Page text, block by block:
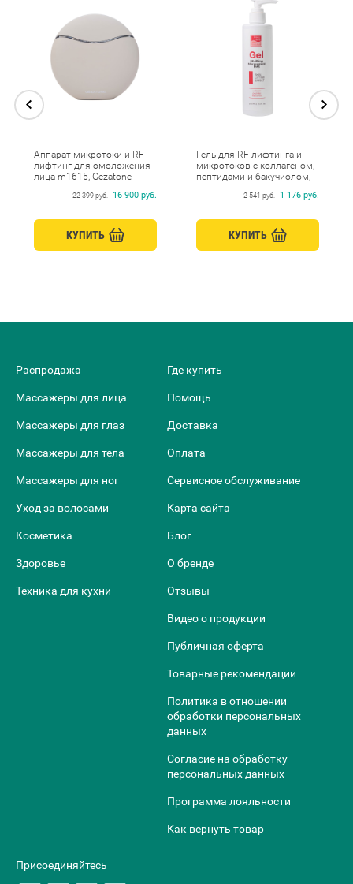
Аппарат микротоки и RF
лифтинг для омоложения
лица m1615, Gezatone
22 399 руб. 16 900 руб.
КУПИТЬ
Гель для RF-лифтинга и
микротоков с коллагеном,
пептидами и бакучиолом,
2 541 руб. 1 176 руб.
КУПИТЬ
Распродажа
Массажеры для лица
Массажеры для глаз
Массажеры для тела
Массажеры для ног
Уход за волосами
Косметика
Здоровье
Техника для кухни
Где купить
Помощь
Доставка
Оплата
Сервисное обслуживание
Карта сайта
Блог
О бренде
Отзывы
Видео о продукции
Публичная оферта
Товарные рекомендации
Политика в отношении
обработки персональных
данных
Согласие на обработку
персональных данных
Программа лояльности
Как вернуть товар
Присоединяйтесь